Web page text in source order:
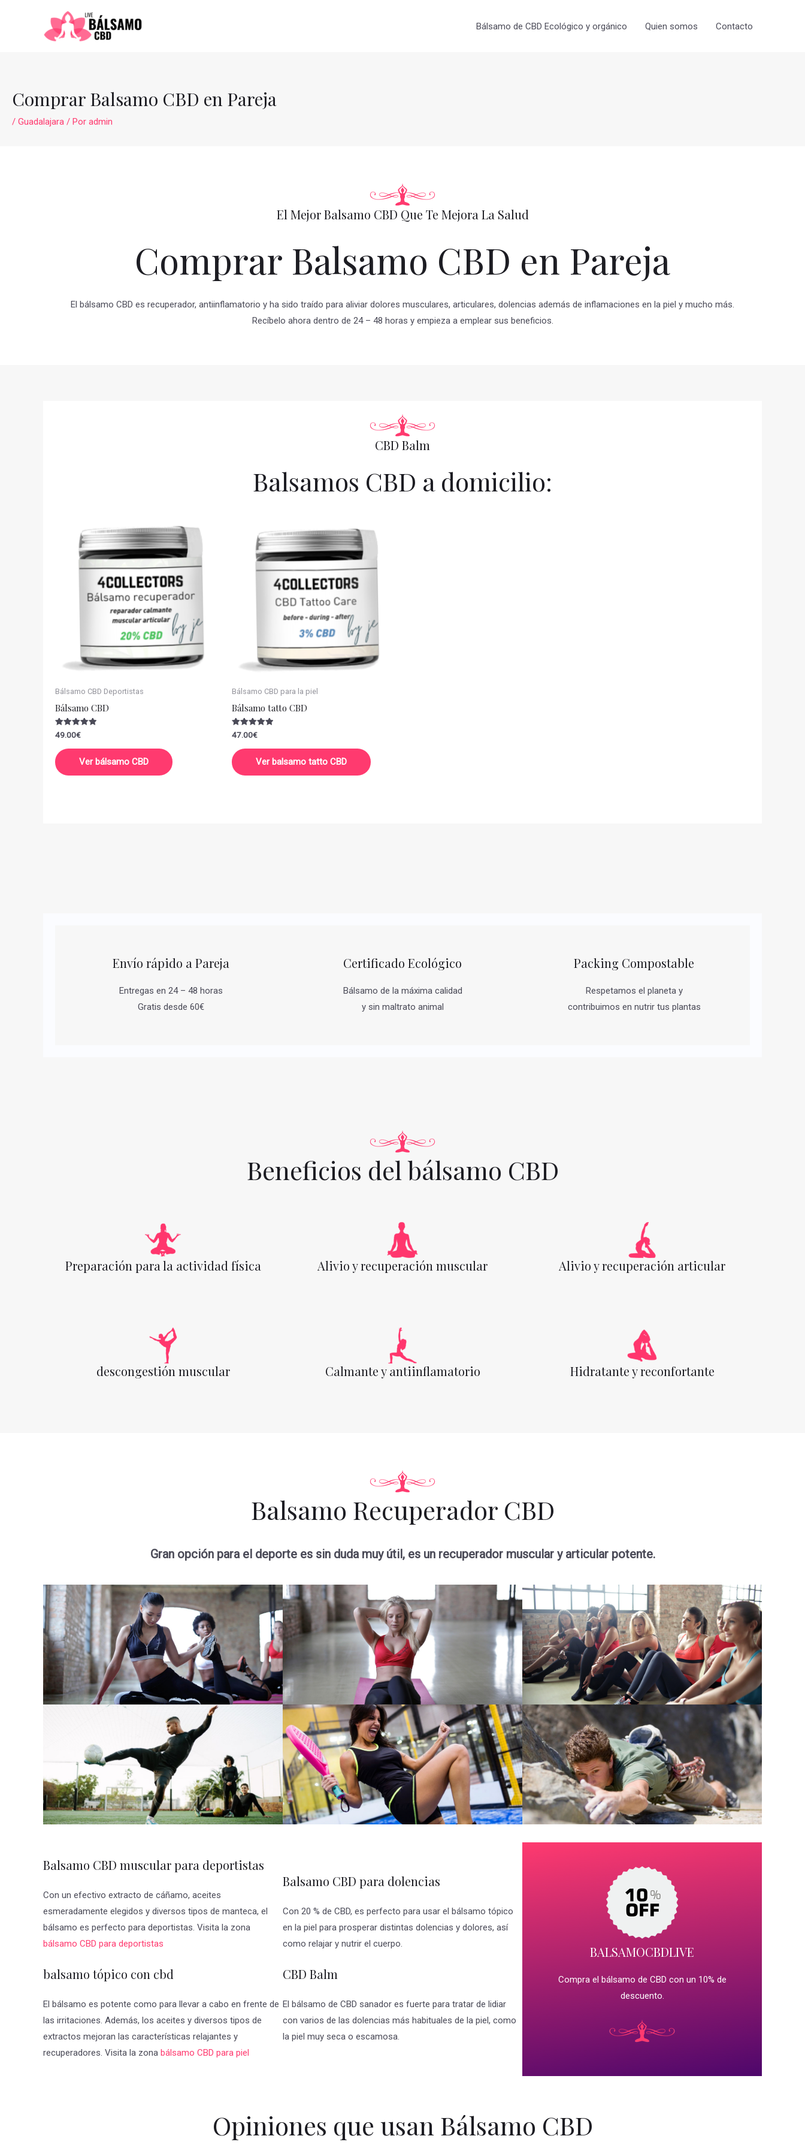
Bálsamo de CBD Ecológico y orgánico Quien somos Contacto
Comprar Balsamo CBD en Pareja
/ Guadalajara / Por admin
El Mejor Balsamo CBD Que Te Mejora La Salud
Comprar Balsamo CBD en Pareja
El bálsamo CBD es recuperador, antiinflamatorio y ha sido traído para aliviar dolores musculares, articulares, dolencias además de inflamaciones en la piel y mucho más.
Recíbelo ahora dentro de 24 – 48 horas y empieza a emplear sus beneficios.
CBD Balm
Balsamos CBD a domicilio:
Bálsamo CBD Deportistas
Bálsamo CBD
Valorado
con
5.00
de 5
49.00€
Ver bálsamo CBD
Bálsamo CBD para la piel
Bálsamo tatto CBD
Valorado
con
5.00
de 5
47.00€
Ver balsamo tatto CBD
Envío rápido a Pareja
Entregas en 24 – 48 horas
Gratis desde 60€
Certificado Ecológico
Bálsamo de la máxima calidad
y sin maltrato animal
Packing Compostable
Respetamos el planeta y
contribuimos en nutrir tus plantas
Beneficios del bálsamo CBD
Preparación para la actividad física Alivio y recuperación muscular Alivio y recuperación articular
descongestión muscular Calmante y antiinflamatorio Hidratante y reconfortante
Balsamo Recuperador CBD
Gran opción para el deporte es sin duda muy útil, es un recuperador muscular y articular potente.
Balsamo CBD muscular para deportistas
Con un efectivo extracto de cáñamo, aceites
esmeradamente elegidos y diversos tipos de manteca, el
bálsamo es perfecto para deportistas. Visita la zona
bálsamo CBD para deportistas
balsamo tópico con cbd
El bálsamo es potente como para llevar a cabo en frente de
las irritaciones. Además, los aceites y diversos tipos de
extractos mejoran las características relajantes y
recuperadores. Visita la zona bálsamo CBD para piel
Balsamo CBD para dolencias
Con 20 % de CBD, es perfecto para usar el bálsamo tópico
en la piel para prosperar distintas dolencias y dolores, así
como relajar y nutrir el cuerpo.
CBD Balm
El bálsamo de CBD sanador es fuerte para tratar de lidiar
con varios de las dolencias más habituales de la piel, como
la piel muy seca o escamosa.
BALSAMOCBDLIVE
Compra el bálsamo de CBD con un 10% de
descuento.
Opiniones que usan Bálsamo CBD